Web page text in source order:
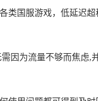
类国服游戏，低延迟
因为流量不够而焦虑,